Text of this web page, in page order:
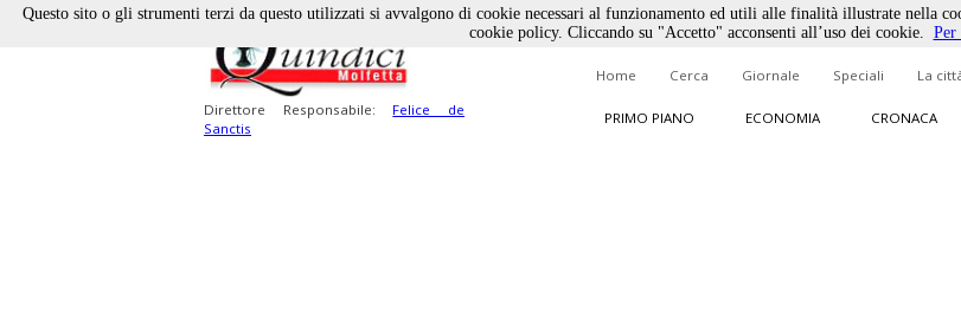
Direttore Responsabile: Felice de
Sanctis
Home Cerca Giornale Speciali La
PRIMO PIANO ECONOMIA CRONACA
Questo sito o gli strumenti terzi da questo utilizzati si avvalgono di cookie necessari al funzionamento ed utili alle finalità illustrate nella
cookie policy. Cliccando su "Accetto" acconsenti all’uso dei cookie. Per